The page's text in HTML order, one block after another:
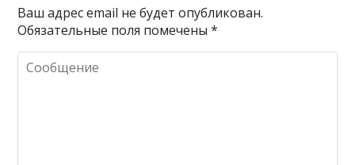
Ваш адрес email не будет опубликован.
Обязательные поля помечены*